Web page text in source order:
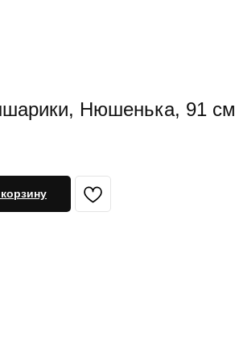
Нюшенька, 91 см